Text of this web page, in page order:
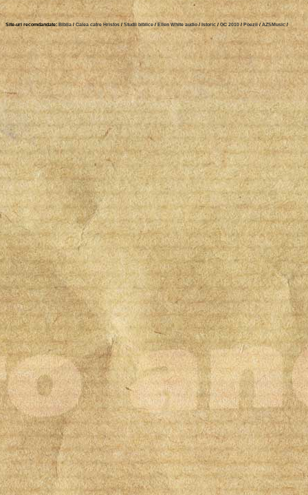
Site-uri recomdandate: Biblia / Calea catre Hristos / Studii biblice /Ellen White audio/ Istoric / GC 2010 /Poezii/ AZSMusic/